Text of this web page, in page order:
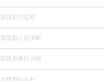
加茂郡川辺町
加茂郡八百津町
加茂郡東白川村
大野郡白川村